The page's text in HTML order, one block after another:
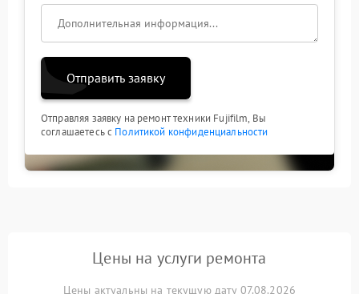
Отправить заявку
Отправляя заявку на ремонт техники Fujifilm, Вы
соглашаетесь с Политикой конфиденциальности
Цены на услуги ремонта
Цены актуальны на текущую дату 07.08.2026